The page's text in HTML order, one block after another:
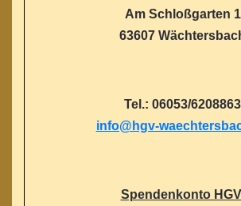
Am Schloßgarten 1
63607
Tel.: 06053/6208863
info@hgv-
Spendenkonto